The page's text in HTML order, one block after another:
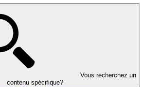
Vous recherchez un
contenu spécifique?